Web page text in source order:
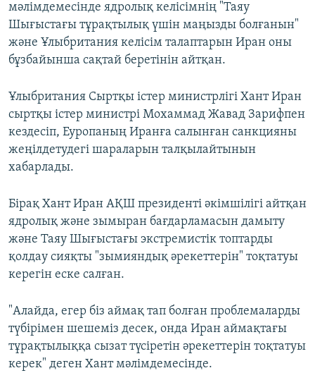
мәлімдемесінде ядролық келісімнің "Таяу
Шығыстағы тұрақтылық үшін маңызды болғанын"
және Ұлыбритания келісім талаптарын Иран оны
бұзбайынша сақтай беретінін айтқан.
Ұлыбритания Сыртқы істер министрлігі Хант Иран
сыртқы істер министрі Мохаммад Жавад Зарифпен
кездесіп, Еуропаның Иранға салынған санкцияны
жеңілдетудегі шараларын талқылайтынын
хабарлады.
Бірақ Хант Иран АҚШ президенті әкімшілігі айтқан
ядролық және зымыран бағдарламасын дамыту
және Таяу Шығыстағы экстремистік топтарды
қолдау сияқты "зымияндық әрекеттерін" тоқтатуы
керегін еске салған.
"Алайда, егер біз аймақ тап болған проблемаларды
түбірімен шешеміз десек, онда Иран аймақтағы
тұрақтылыққа сызат түсіретін әрекеттерін тоқтатуы
керек" деген Хант мәлімдемесінде.